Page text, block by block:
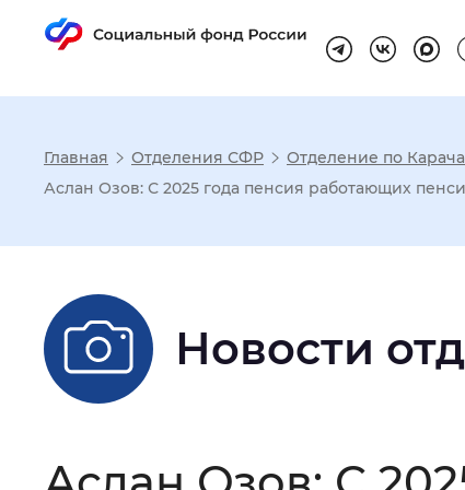
Настройка
Шрифт: Без засечек
Главная Отделения СФР Отделение по
Аслан Озов: С 2025 года пенсия работающих
Новости